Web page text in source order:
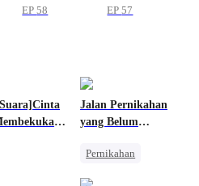
Kecil
EP58
Kecil
EP57
Jalan Pernikahan
yang Belum
Pernikahan